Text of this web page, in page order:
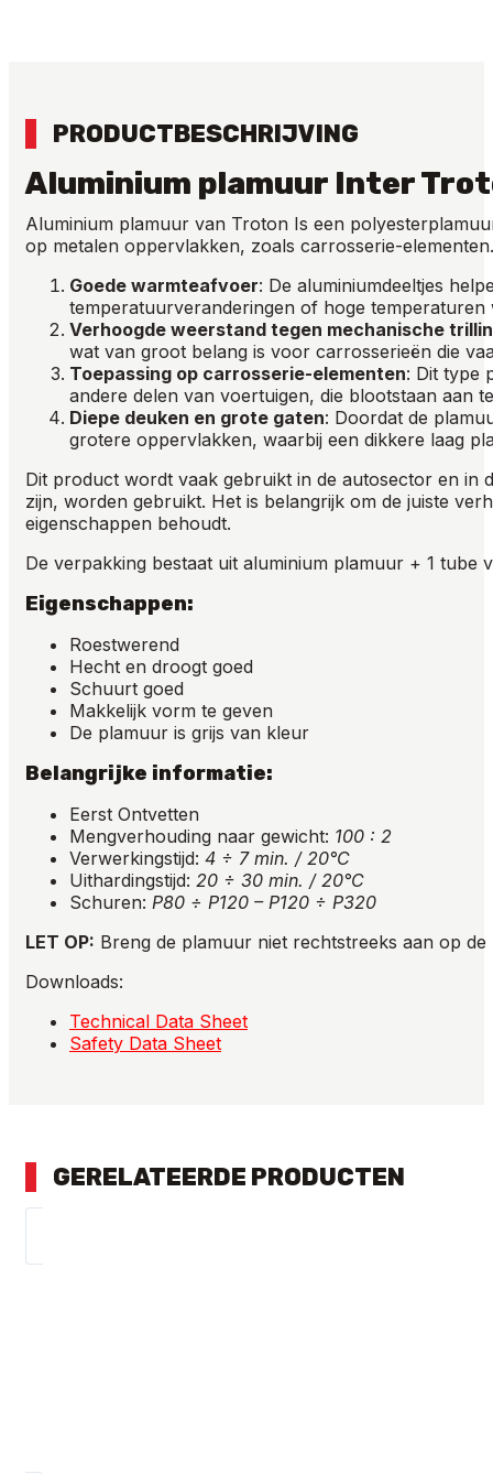
PRODUCTBESCHRIJVING
Aluminium plamuur Inter
Aluminium plamuur van Troton Is een
op metalen oppervlakken, zoals carrosserie-
Goede warmteafvoer: De aluminiumdeeltjes
temperatuurveranderingen of hoge
Verhoogde weerstand tegen mechanische
wat van groot belang is voor carrosserieën die
Toepassing op carrosserie-elementen: Dit type
andere delen van voertuigen, die blootstaan aan
Diepe deuken en grote gaten: Doordat de
grotere oppervlakken, waarbij een dikkere laag
Dit product wordt vaak gebruikt in de autosector en in
zijn, worden gebruikt. Het is belangrijk om de juiste
eigenschappen behoudt.
De verpakking bestaat uit aluminium plamuur + 1 tube
Eigenschappen:
Roestwerend
Hecht en droogt goed
Schuurt goed
Makkelijk vorm te geven
De plamuur is grijs van kleur
Belangrijke informatie:
Eerst Ontvetten
Mengverhouding naar gewicht: 100 : 2
Verwerkingstijd: 4 ÷ 7 min. / 20°C
Uithardingstijd: 20 ÷ 30 min. / 20°C
Schuren: P80 ÷ P120 – P120 ÷ P320
LET OP: Breng de plamuur niet rechtstreeks aan op
Downloads:
Technical Data Sheet
Safety Data Sheet
GERELATEERDE PRODUCTEN